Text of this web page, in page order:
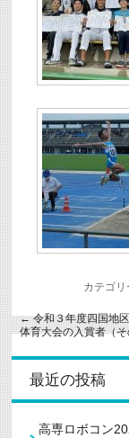
カテゴ
←令和３年度四国地
体育大会の入賞者（
最近の投稿
高専ロボコン